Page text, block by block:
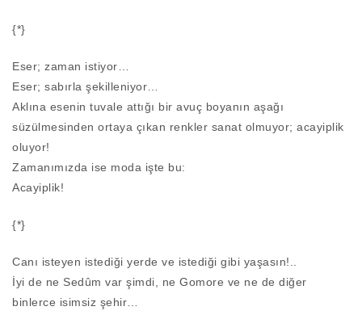
{*}
Eser; zaman istiyor…
Eser; sabırla şekilleniyor…
Aklına esenin tuvale attığı bir avuç boyanın aşağı
süzülmesinden ortaya çıkan renkler sanat olmuyor; acayiplik
oluyor!
Zamanımızda ise moda işte bu:
Acayiplik!
{*}
Canı isteyen istediği yerde ve istediği gibi yaşasın!..
İyi de ne Sedûm var şimdi, ne Gomore ve ne de diğer
binlerce isimsiz şehir…